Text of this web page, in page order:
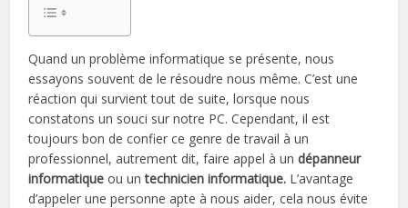
Quand un problème informatique se présente, nous
essayons souvent de le résoudre nous même. C’est une
réaction qui survient tout de suite, lorsque nous
constatons un souci sur notre PC. Cependant, il est
toujours bon de confier ce genre de travail à un
professionnel, autrement dit, faire appel à undépanneur
informatique ou untechnicien informatique. L’avantage
d’appeler une personne apte à nous aider, cela nous évite